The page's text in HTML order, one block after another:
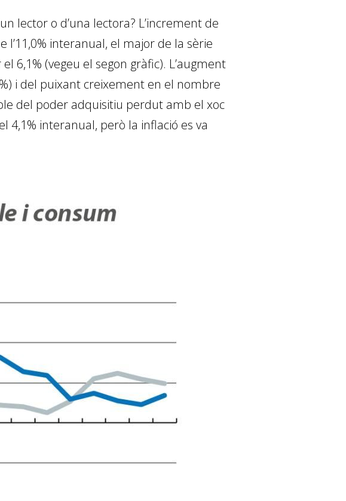
lector o d’una lectora? L’increment de
l’11,0% interanual, el major de la sèrie
6,1% (vegeu el segon gràfic). L’augment
i del puixant creixement en el nombre
del poder adquisitiu perdut amb el xoc
4,1% interanual, però la inflació es va